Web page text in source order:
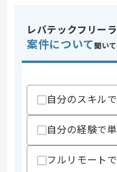
レバテックフリー
案件について 聞い
自分のスキル
自分の経験で
フルリモート